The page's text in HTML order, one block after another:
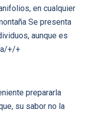
en cualquier
Se presenta
aunque es
+/+
prepararla
su sabor no la